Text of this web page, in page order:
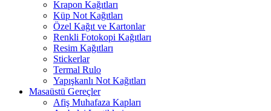
Krapon Kağıtları
Küp Not Kağıtları
Özel Kağıt ve Kartonlar
Renkli Fotokopi Kağıtları
Resim Kağıtları
Stickerlar
Termal Rulo
Yapışkanlı Not Kağıtları
Masaüstü Gereçler
Afiş Muhafaza Kapları